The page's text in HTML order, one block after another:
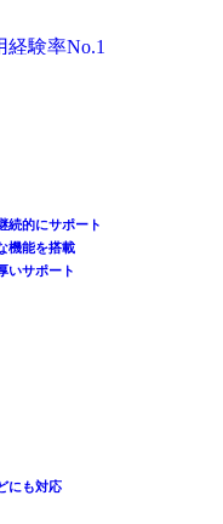
経験率No.1
場」に変え
にも対応
続的にサポート
機能を搭載
いサポート